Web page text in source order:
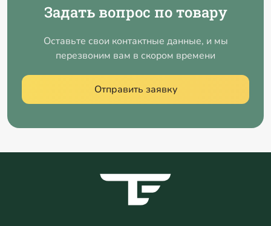
Задать вопрос по товару
Оставьте свои контактные данные, и мы
перезвоним вам в скором времени
Отправить заявку